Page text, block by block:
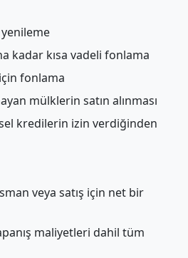
kadar kısa vadeli fonlama
fonlama
mülklerin satın alınması
kredilerin izin verdiğinden
veya satış için net bir
maliyetleri dahil tüm